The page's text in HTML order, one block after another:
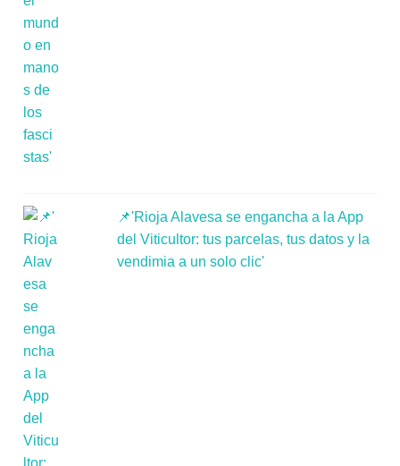
📌'Rioja Alavesa se engancha a la App
del Viticultor: tus parcelas, tus datos y la
vendimia a un solo clic'